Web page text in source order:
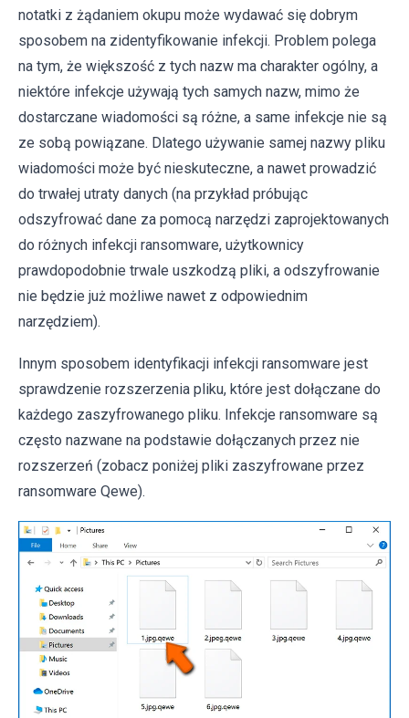
notatki z żądaniem okupu może wydawać się dobrym
sposobem na zidentyfikowanie infekcji. Problem polega
na tym, że większość z tych nazw ma charakter ogólny, a
niektóre infekcje używają tych samych nazw, mimo że
dostarczane wiadomości są różne, a same infekcje nie są
ze sobą powiązane. Dlatego używanie samej nazwy pliku
wiadomości może być nieskuteczne, a nawet prowadzić
do trwałej utraty danych (na przykład próbując
odszyfrować dane za pomocą narzędzi zaprojektowanych
do różnych infekcji ransomware, użytkownicy
prawdopodobnie trwale uszkodzą pliki, a odszyfrowanie
nie będzie już możliwe nawet z odpowiednim
narzędziem).
Innym sposobem identyfikacji infekcji ransomware jest
sprawdzenie rozszerzenia pliku, które jest dołączane do
każdego zaszyfrowanego pliku. Infekcje ransomware są
często nazwane na podstawie dołączanych przez nie
rozszerzeń (zobacz poniżej pliki zaszyfrowane przez
ransomware Qewe).